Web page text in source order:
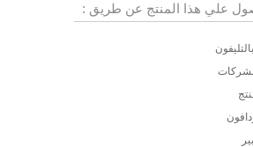
علي هذا المنتج عن طريق :